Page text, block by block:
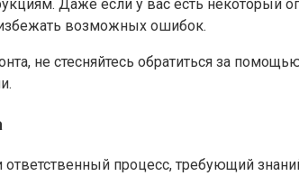
Даже если у вас есть
возможных ошибок.
не стесняйтесь обратиться за
процесс, требующий